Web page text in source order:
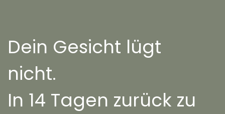
Dein Gesicht lügt
nicht.
In 14 Tagen zurück zu